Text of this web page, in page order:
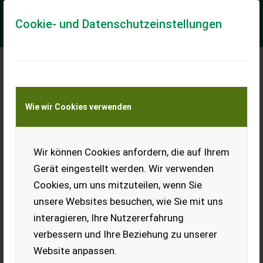
Cookie- und Datenschutzeinstellungen
Wie wir Cookies verwenden
Wir können Cookies anfordern, die auf Ihrem
Gerät eingestellt werden. Wir verwenden
Cookies, um uns mitzuteilen, wenn Sie
unsere Websites besuchen, wie Sie mit uns
interagieren, Ihre Nutzererfahrung
verbessern und Ihre Beziehung zu unserer
Website anpassen.
New Holland T 5.105
EUR 68.700 inkl. 13% MwSt./Verm.